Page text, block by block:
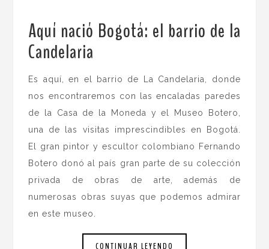
Aquí nació Bogotá: el barrio de la
Candelaria
Es aquí, en el barrio de La Candelaria, donde
nos encontraremos con las encaladas paredes
de la Casa de la Moneda y el Museo Botero,
una de las visitas imprescindibles en Bogotá.
El gran pintor y escultor colombiano Fernando
Botero donó al país gran parte de su colección
privada de obras de arte, además de
numerosas obras suyas que podemos admirar
en este museo.
CONTINUAR LEYENDO